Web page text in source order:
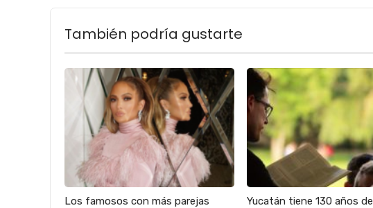
También podría gustarte
Los famosos con más parejas
Yucatán tiene 130 años de